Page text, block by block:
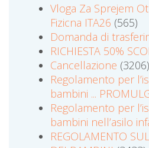
Vloga Za Sprejem
Fizicna ITA26 (565)
Domanda di
RICHIESTA 50%
Cancellazione (3206)
Regolamento per
bambini ...
Regolamento per
bambini nell’asilo
REGOLAMENTO